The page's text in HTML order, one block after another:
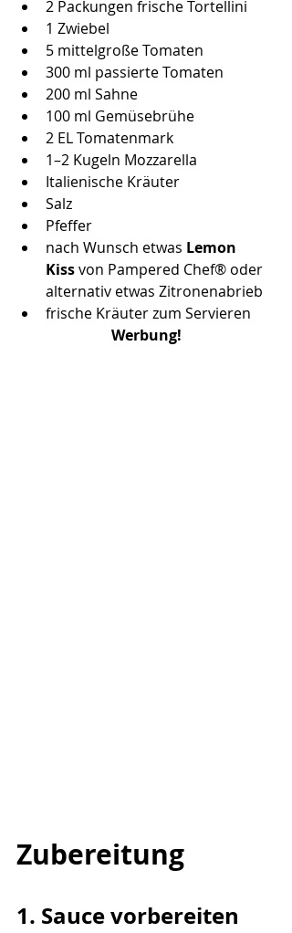
2 Packungen frische Tortellini
1 Zwiebel
5 mittelgroße Tomaten
300 ml passierte Tomaten
200 ml Sahne
100 ml Gemüsebrühe
2 EL Tomatenmark
1–2 Kugeln Mozzarella
Italienische Kräuter
Salz
Pfeffer
nach Wunsch etwas Lemon
Kiss von Pampered Chef® oder
alternativ etwas Zitronenabrieb
frische Kräuter zum Servieren
Werbung!
Zubereitung
1. Sauce vorbereiten